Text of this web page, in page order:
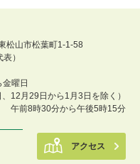
山市松葉町1-1-58
）
曜日
、12月29日から1月3日を除く）
午前8時30分から午後5時15分
アクセス